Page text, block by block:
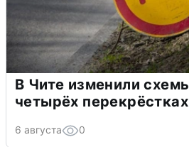
В Чите изменили
четырёх перекрёстках
6 августа 0